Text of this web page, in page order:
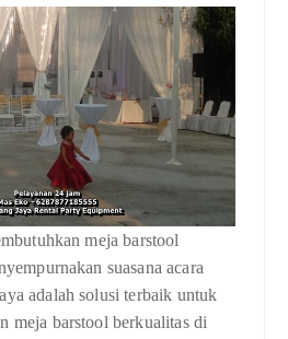
meja barstool
suasana acara
adalah solusi terbaik untuk
meja barstool berkualitas di